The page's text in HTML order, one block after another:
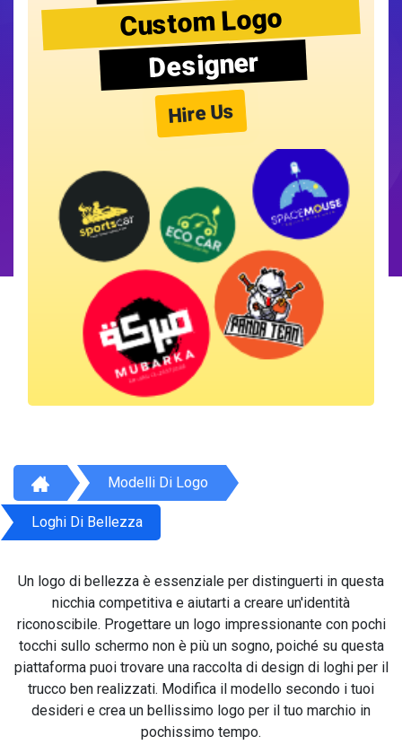
Custom Logo
Designer
Hire Us
Modelli Di Logo
Loghi Di Bellezza
Un logo di bellezza è essenziale per distinguerti in questa
nicchia competitiva e aiutarti a creare un'identità
riconoscibile. Progettare un logo impressionante con pochi
tocchi sullo schermo non è più un sogno, poiché su questa
piattaforma puoi trovare una raccolta di design di loghi per il
trucco ben realizzati. Modifica il modello secondo i tuoi
desideri e crea un bellissimo logo per il tuo marchio in
pochissimo tempo.